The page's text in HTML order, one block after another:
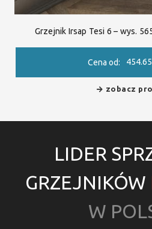
Grzejnik Irsap Tesi 6 – wys.
Cena od: 454.65
zobacz
LIDER
GRZEJNIKÓW
W